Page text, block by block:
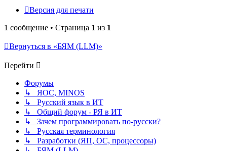
Версия для печати
1 сообщение • Страница 1 из 1
Вернуться в «БЯМ (LLM)»
Перейти
Форумы
↳ ЯОС, MINOS
↳ Русский язык в ИТ
↳ Общий форум - РЯ в ИТ
↳ Зачем программировать по-русски?
↳ Русская терминология
↳ Разработки (ЯП, ОС, процессоры)